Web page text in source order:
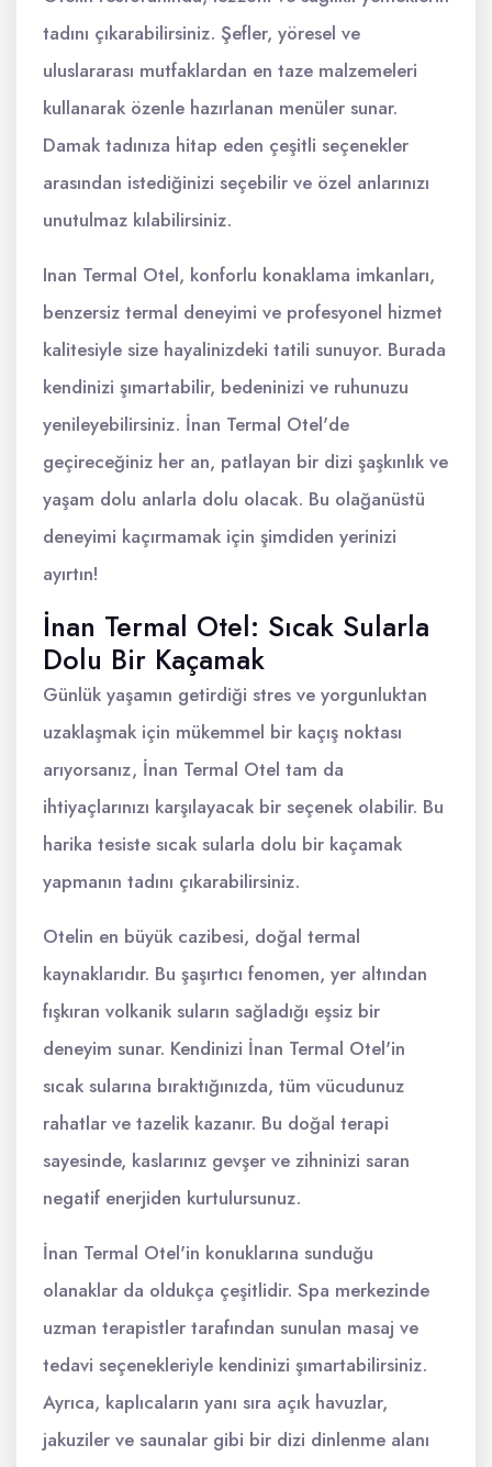
tadını çıkarabilirsiniz. Şefler, yöresel ve
uluslararası mutfaklardan en taze malzemeleri
kullanarak özenle hazırlanan menüler sunar.
Damak tadınıza hitap eden çeşitli seçenekler
arasından istediğinizi seçebilir ve özel anlarınızı
unutulmaz kılabilirsiniz.
Inan Termal Otel, konforlu konaklama imkanları,
benzersiz termal deneyimi ve profesyonel hizmet
kalitesiyle size hayalinizdeki tatili sunuyor. Burada
kendinizi şımartabilir, bedeninizi ve ruhunuzu
yenileyebilirsiniz. İnan Termal Otel'de
geçireceğiniz her an, patlayan bir dizi şaşkınlık ve
yaşam dolu anlarla dolu olacak. Bu olağanüstü
deneyimi kaçırmamak için şimdiden yerinizi
ayırtın!
İnan Termal Otel: Sıcak Sularla
Dolu Bir Kaçamak
Günlük yaşamın getirdiği stres ve yorgunluktan
uzaklaşmak için mükemmel bir kaçış noktası
arıyorsanız, İnan Termal Otel tam da
ihtiyaçlarınızı karşılayacak bir seçenek olabilir. Bu
harika tesiste sıcak sularla dolu bir kaçamak
yapmanın tadını çıkarabilirsiniz.
Otelin en büyük cazibesi, doğal termal
kaynaklarıdır. Bu şaşırtıcı fenomen, yer altından
fışkıran volkanik suların sağladığı eşsiz bir
deneyim sunar. Kendinizi İnan Termal Otel'in
sıcak sularına bıraktığınızda, tüm vücudunuz
rahatlar ve tazelik kazanır. Bu doğal terapi
sayesinde, kaslarınız gevşer ve zihninizi saran
negatif enerjiden kurtulursunuz.
İnan Termal Otel'in konuklarına sunduğu
olanaklar da oldukça çeşitlidir. Spa merkezinde
uzman terapistler tarafından sunulan masaj ve
tedavi seçenekleriyle kendinizi şımartabilirsiniz.
Ayrıca, kaplıcaların yanı sıra açık havuzlar,
jakuziler ve saunalar gibi bir dizi dinlenme alanı